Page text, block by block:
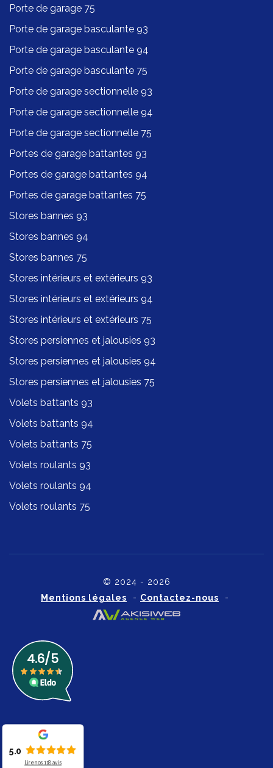
Porte de garage 75
Porte de garage basculante 93
Porte de garage basculante 94
Porte de garage basculante 75
Porte de garage sectionnelle 93
Porte de garage sectionnelle 94
Porte de garage sectionnelle 75
Portes de garage battantes 93
Portes de garage battantes 94
Portes de garage battantes 75
Stores bannes 93
Stores bannes 94
Stores bannes 75
Stores intérieurs et extérieurs 93
Stores intérieurs et extérieurs 94
Stores intérieurs et extérieurs 75
Stores persiennes et jalousies 93
Stores persiennes et jalousies 94
Stores persiennes et jalousies 75
Volets battants 93
Volets battants 94
Volets battants 75
Volets roulants 93
Volets roulants 94
Volets roulants 75
© 2024 - 2026
Mentions légales - Contactez-nous -
5.0
Lire nos 118 avis